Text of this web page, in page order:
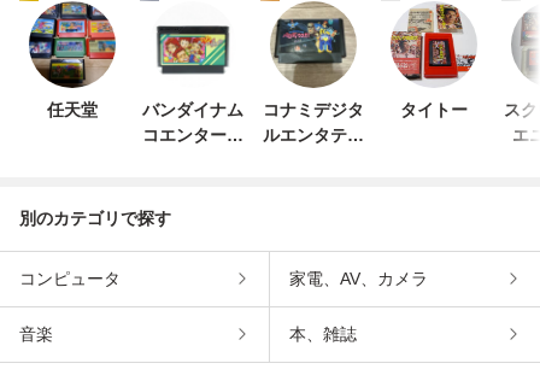
任天堂
バンダイナム
コエンターテ
コナミデジタ
ルエンタテイ
タイトー
ス
エ
別のカテゴリで探す
コンピュータ 家電、AV、カメラ
音楽 本、雑誌